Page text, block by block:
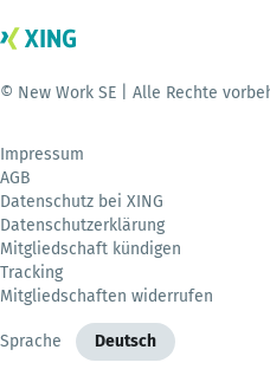
© New Work SE | Alle Rechte
Impressum
AGB
Datenschutz bei XING
Datenschutzerklärung
Mitgliedschaft kündigen
Tracking
Mitgliedschaften widerrufen
Sprache Deutsch